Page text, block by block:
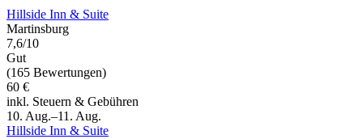
Hillside Inn & Suite
Martinsburg
7,6/10
Gut
(165 Bewertungen)
60 €
inkl. Steuern & Gebühren
10. Aug.–11. Aug.
Hillside Inn & Suite